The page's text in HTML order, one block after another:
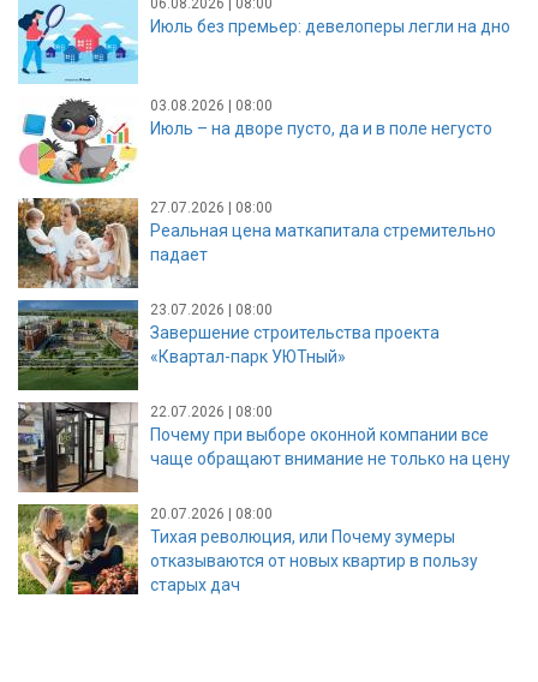
Июль без премьер: девелоперы легли на дно
03.08.2026 | 08:00
Июль – на дворе пусто, да и в поле негусто
27.07.2026 | 08:00
Реальная цена маткапитала стремительно
падает
23.07.2026 | 08:00
Завершение строительства проекта
«Квартал-парк УЮТный»
22.07.2026 | 08:00
Почему при выборе оконной компании все
чаще обращают внимание не только на цену
20.07.2026 | 08:00
Тихая революция, или Почему зумеры
отказываются от новых квартир в пользу
старых дач